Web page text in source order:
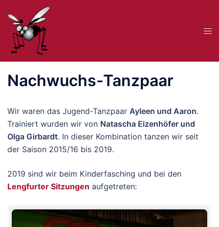
Inhalt
springen
Nachwuchs-Tanzpaar
Wir waren das Jugend-Tanzpaar Ayleen und Aaron.
Trainiert wurden wir von Natascha Eizenhöfer und
Olga Girbardt. In dieser Kombination tanzen wir seit
der Saison 2015/16 bis 2019.
2019 sind wir beim Kinderfasching und bei den
Lengfurter Sitzungen aufgetreten: